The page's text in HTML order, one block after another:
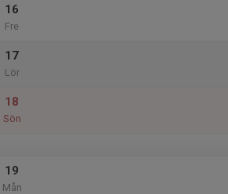
16
Fre
17
Lör
18
Sön
19
Mån